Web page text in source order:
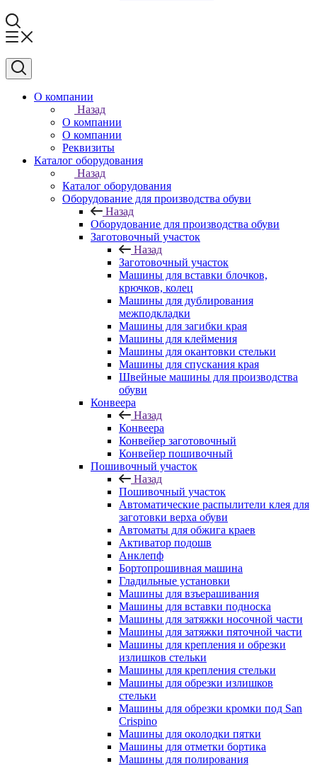
О компании
Назад
О компании
О компании
Реквизиты
Каталог оборудования
Назад
Каталог оборудования
Оборудование для производства обуви
Назад
Оборудование для производства обуви
Заготовочный участок
Назад
Заготовочный участок
Машины для вставки блочков,
крючков, колец
Машины для дублирования
межподкладки
Машины для загибки края
Машины для клеймения
Машины для окантовки стельки
Машины для спускания края
Швейные машины для производства
обуви
Конвеера
Назад
Конвеера
Конвейер заготовочный
Конвейер пошивочный
Пошивочный участок
Назад
Пошивочный участок
Автоматические распылители клея для
заготовки верха обуви
Автоматы для обжига краев
Активатор подошв
Анклепф
Бортопрошивная машина
Гладильные установки
Машины для взъерашивания
Машины для вставки подноска
Машины для затяжки носочной части
Машины для затяжки пяточной части
Машины для крепления и обрезки
излишков стельки
Машины для крепления стельки
Машины для обрезки излишков
стельки
Машины для обрезки кромки под San
Crispino
Машины для околодки пятки
Машины для отметки бортика
Машины для полирования